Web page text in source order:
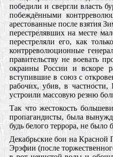
победили и свергли власть
побеждёнными
арестованные после взятия
перестрелявших на месте
перестреляли его, как
контрреволюционные
правительству не воевать
окраины России и вскоре
вступившие в союз с
рабочих, убив, в
устроили массовую резню
Так что жестокость
пропагандисты, была
будь белого террора, не было
Декабрьские бои на
Эрэфии (после